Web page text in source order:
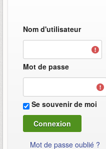
Nom d'utilisateur
Mot de passe
Se souvenir de moi
Mot de passe oublié ?